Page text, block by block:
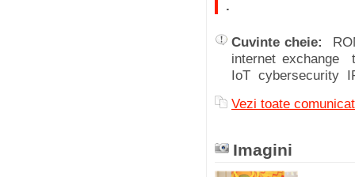
.
Cuvinte cheie:
internet
IoT cybersecurity
Vezi toate
Imagini